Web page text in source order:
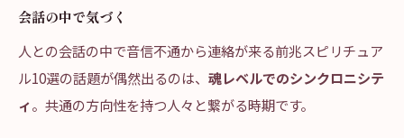
会話の中で気づく
人との会話の中で音信不通から連絡が来る前兆スピリチュア
ル10選の話題が偶然出るのは、 魂レベルでのシンクロニシテ
ィ。共通の方向性を持つ人々と繋がる時期です。